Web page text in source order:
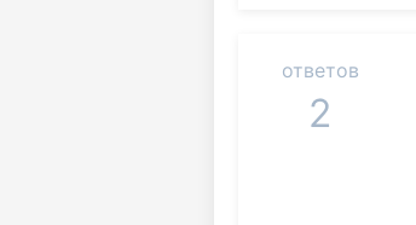
ответов
2